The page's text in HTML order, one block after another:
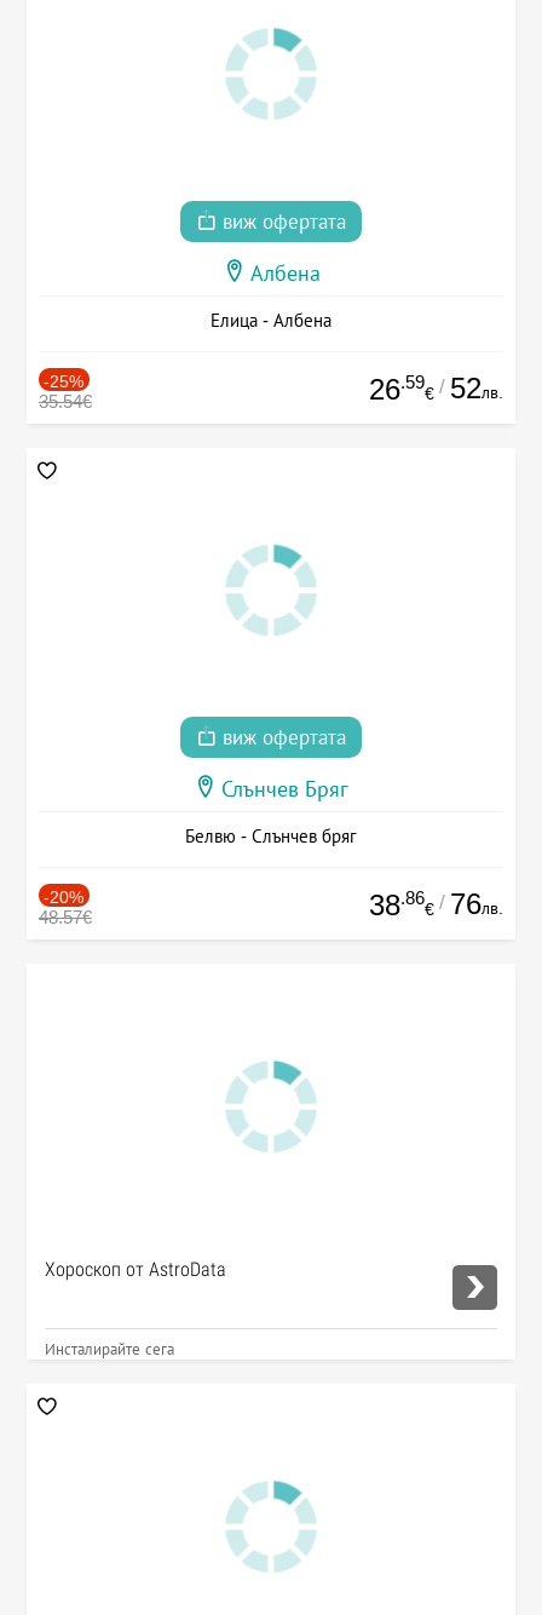
виж офертата
Албена
Елица - Албена
-25%
35.54€ 26.59
€ / 52лв.
виж офертата
Слънчев Бряг
Белвю - Слънчев бряг
-20%
48.57€ 38.86
€ / 76лв.
Хороскоп от AstroData
Инсталирайте сега